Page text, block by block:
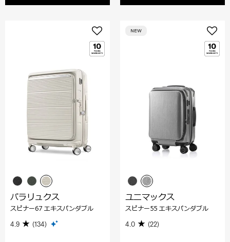
パラリュクス
スピナー67 エキスパンダブル
4.9 (134)
NEW
ユニマックス
スピナー55 エキスパンダブル
4.0 (22)